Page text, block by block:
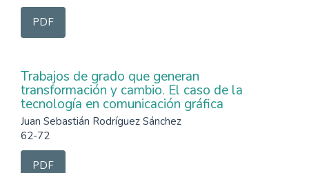
PDF
Trabajos de grado que generan
transformación y cambio. El caso de la
tecnología en comunicación gráfica
Juan Sebastián Rodríguez Sánchez
62-72
PDF